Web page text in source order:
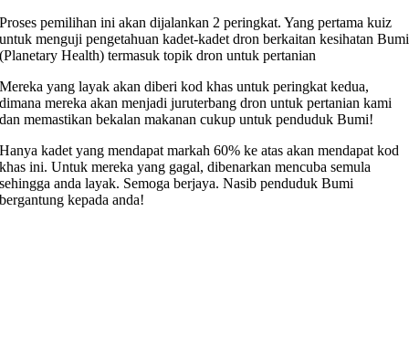
Proses pemilihan ini akan dijalankan 2 peringkat. Yang pertama kuiz
untuk menguji pengetahuan kadet-kadet dron berkaitan kesihatan Bumi
(Planetary Health) termasuk topik dron untuk pertanian
Mereka yang layak akan diberi kod khas untuk peringkat kedua,
dimana mereka akan menjadi juruterbang dron untuk pertanian kami
dan memastikan bekalan makanan cukup untuk penduduk Bumi!
Hanya kadet yang mendapat markah 60% ke atas akan mendapat kod
khas ini. Untuk mereka yang gagal, dibenarkan mencuba semula
sehingga anda layak. Semoga berjaya. Nasib penduduk Bumi
bergantung kepada anda!